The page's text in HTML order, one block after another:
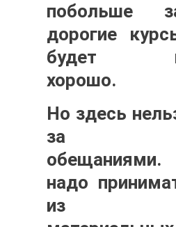
побольше
дорогие
будет
хорошо.
Но здесь
за
надо
из